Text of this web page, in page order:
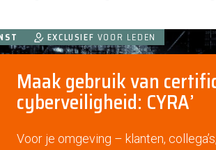
Maak gebruik van
cyberveiligheid: CYRA’
Voor je omgeving – klanten,
EXCLUSIEF VOOR LEDEN